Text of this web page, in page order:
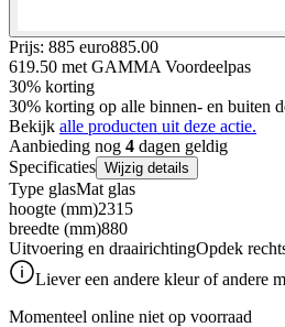
Prijs: 885 euro885.00
619.50 met GAMMA Voordeelpas
30% korting
30% korting op alle binnen- en buiten
Bekijk alle producten uit deze actie.
Aanbieding nog 4 dagen geldig
Specificaties Wijzig details
Type glasMat glas
hoogte (mm)2315
breedte (mm)880
Uitvoering en draairichtingOpdek
Liever een andere kleur of andere
Momenteel online niet op voorraad